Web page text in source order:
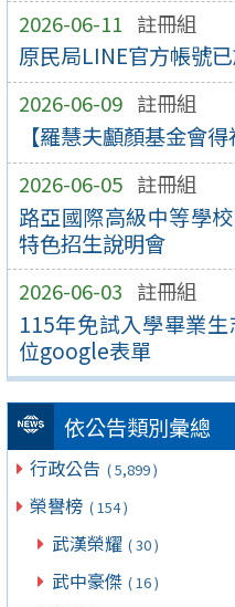
2026-06-11 註冊組
原民局LINE官方帳號
2026-06-09 註冊組
【羅慧夫顱顏基金會
2026-06-05 註冊組
路亞國際高級中等學
特色招生說明會
2026-06-03 註冊組
115年免試入學畢業
位google表單
依公告類別彙總
行政公告 ( 5,899 )
榮譽榜 ( 154 )
武漢榮耀 ( 30 )
武中豪傑 ( 16 )